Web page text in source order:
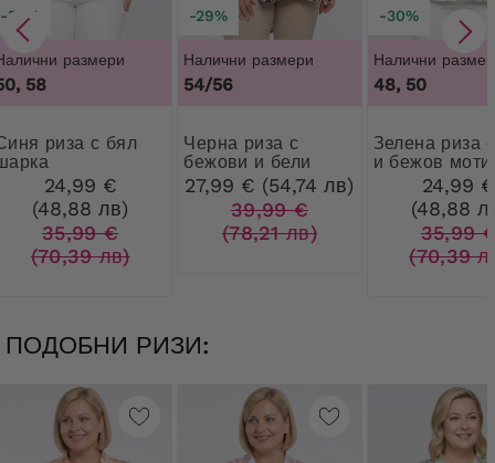
-30%
размери
58
бял
24,99 €
(48,88 лв)
35,99 €
(70,39 лв)
-29%
Налични размери
54/56
Черна риза с
бежови и бели
шарки
27,99 € (54,74 лв)
39,99 €
(78,21 лв)
-30%
Налични
48, 50
Зелена риза с бял
и бежов
24,99 €
(48,88
35,99
(70,39
ПОДОБНИ РИЗИ: